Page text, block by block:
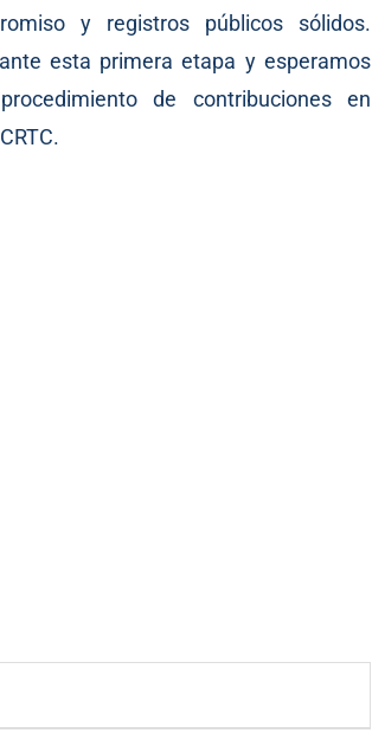
y registros públicos sólidos.
esta primera etapa y esperamos
de contribuciones en